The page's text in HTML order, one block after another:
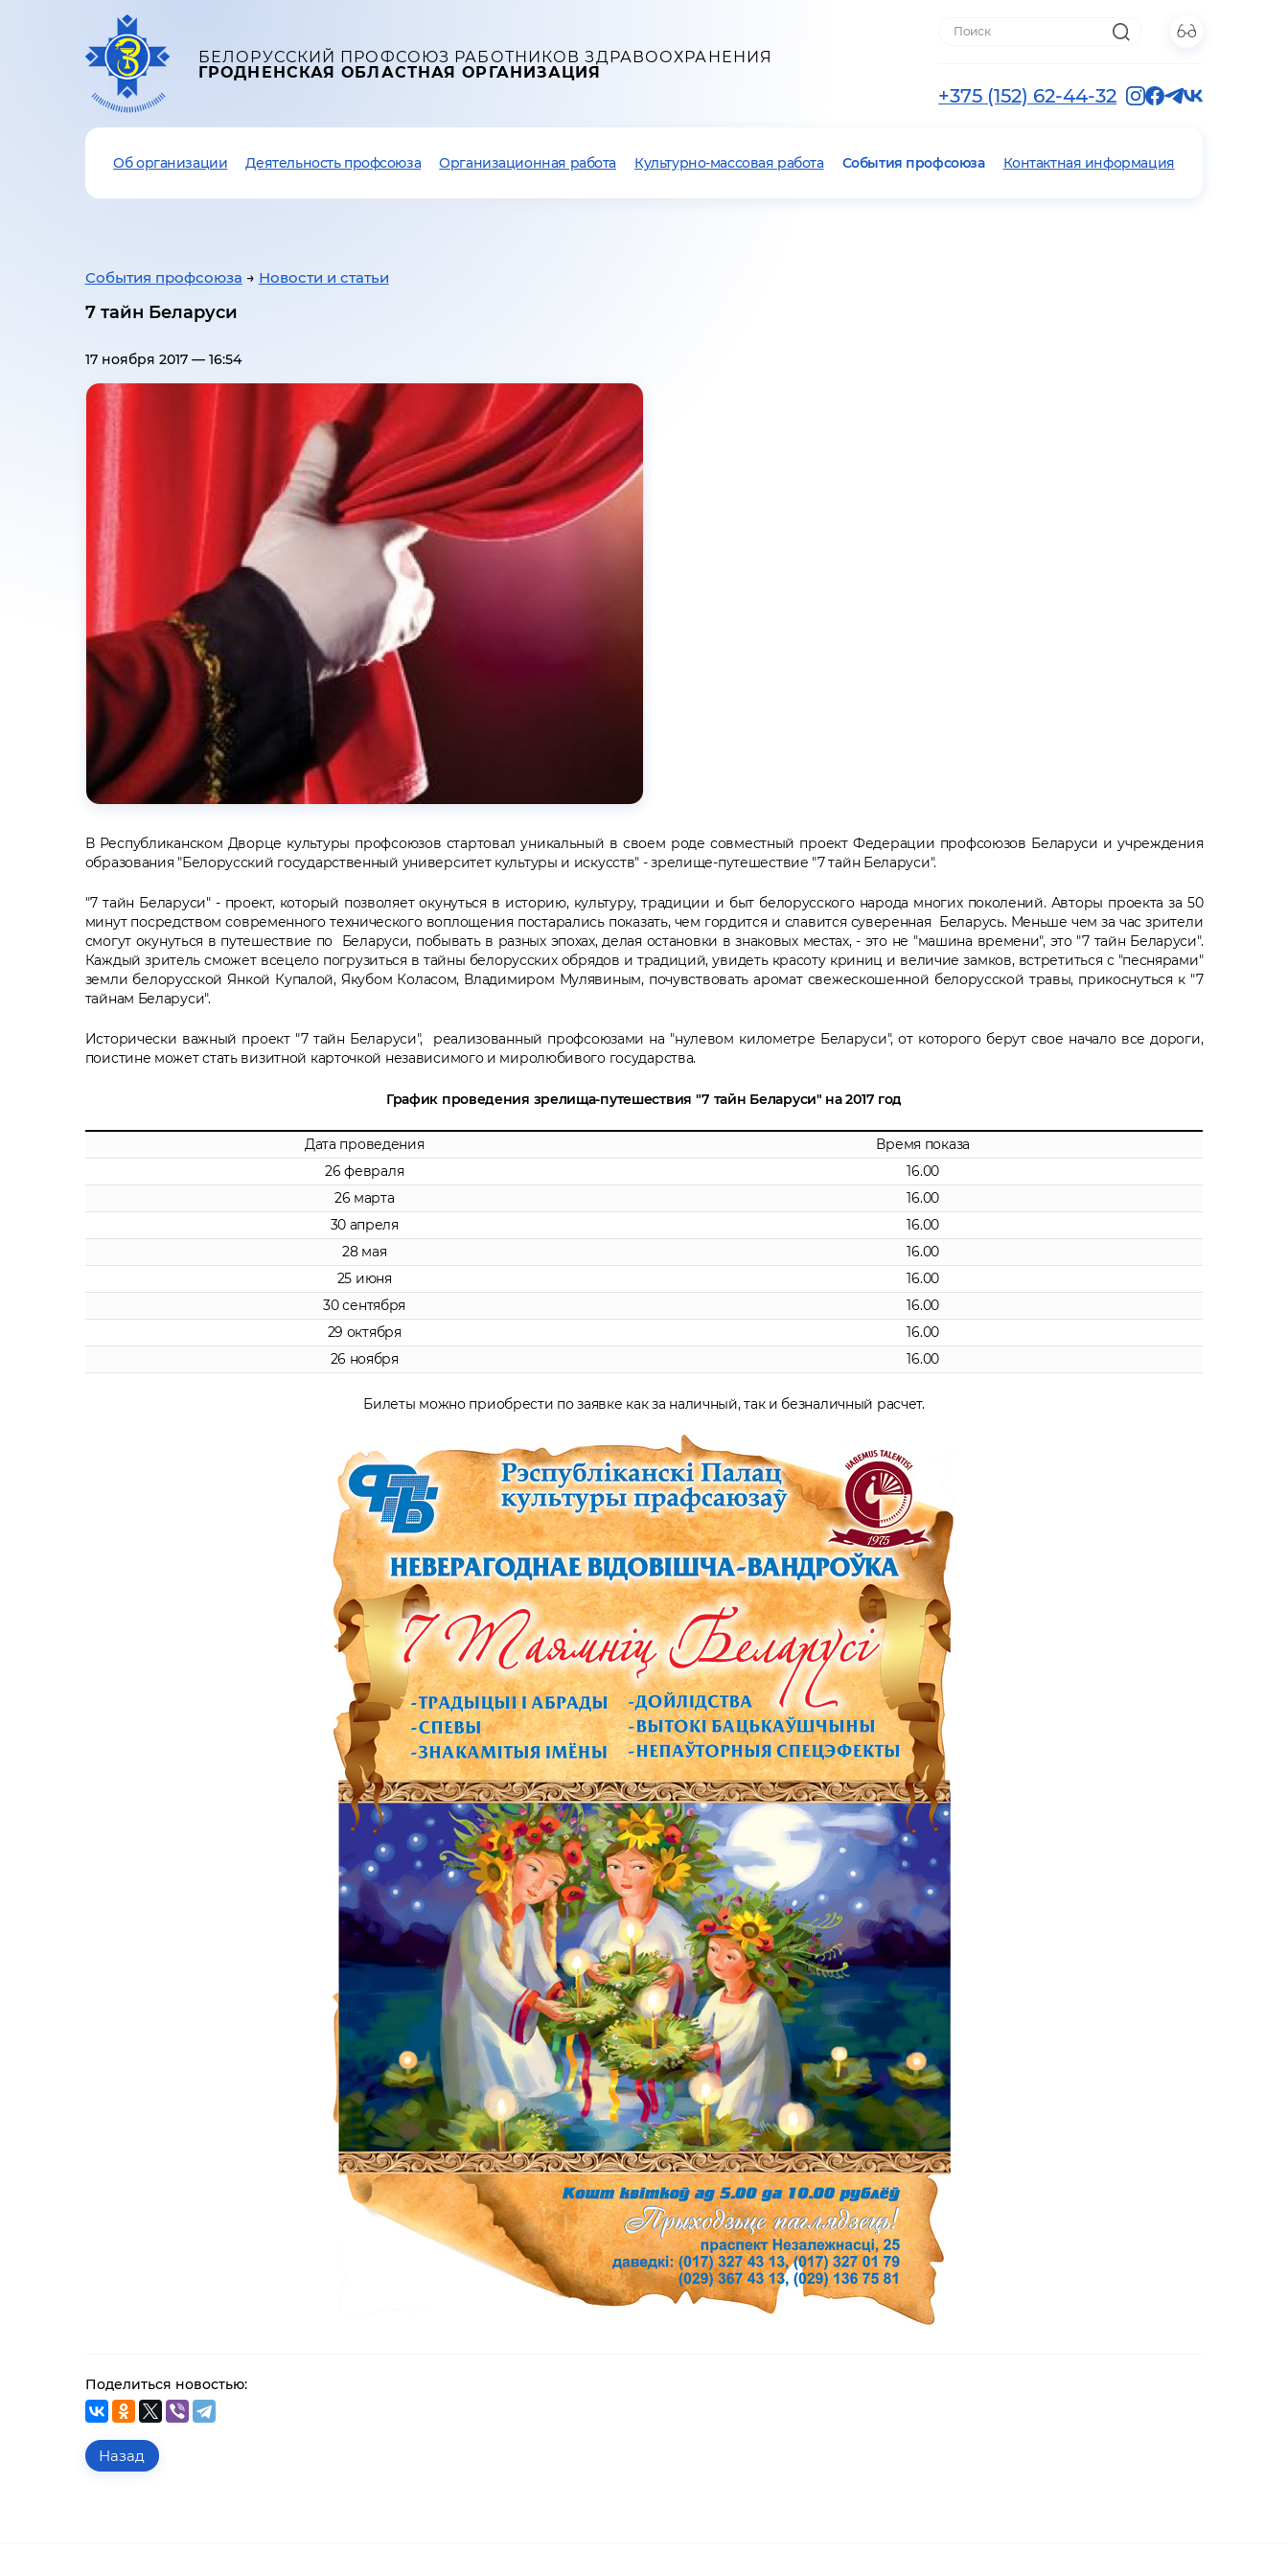
БЕЛОРУССКИЙ ПРОФСОЮЗ РАБОТНИКОВ ЗДРАВООХРАНЕНИЯ
ГРОДНЕНСКАЯ ОБЛАСТНАЯ ОРГАНИЗАЦИЯ
+375 (152) 62-44-32
Об организации Деятельность профсоюза Организационная работа Культурно-массовая работа События профсоюза Контактная информация
События профсоюза → Новости и статьи
7 тайн Беларуси
17 ноября 2017 — 16:54
В Республиканском Дворце культуры профсоюзов стартовал уникальный в своем роде совместный проект Федерации профсоюзов Беларуси и учреждения
образования "Белорусский государственный университет культуры и искусств" -зрелище-путешествие "7 тайн Беларуси".
"7 тайн Беларуси" - проект, который позволяет окунуться в историю, культуру, традиции и быт белорусского народа многих поколений. Авторы проекта за 50
минут посредством современного технического воплощения постарались показать, чем гордится и славится суверенная Беларусь. Меньше чем за час зрители
смогут окунуться в путешествие по Беларуси, побывать в разных эпохах, делая остановки в знаковых местах, - это не "машина времени", это "7 тайн Беларуси".
Каждый зритель сможет всецело погрузиться в тайны белорусских обрядов и традиций, увидеть красоту криниц и величие замков, встретиться с "песнярами"
земли белорусской Янкой Купалой, Якубом Коласом, Владимиром Мулявиным, почувствовать аромат свежескошенной белорусской травы, прикоснуться к "7
тайнам Беларуси".
Исторически важный проект "7 тайн Беларуси", реализованный профсоюзами на "нулевом километре Беларуси", от которого берут свое начало все дороги,
поистине может стать визитной карточкой независимого и миролюбивого государства.
График проведения зрелища-путешествия "7 тайн Беларуси" на 2017 год
Дата проведения
Время показа
26 февраля
16.00
26 марта
16.00
30 апреля
16.00
28 мая
16.00
25 июня
16.00
30 сентября
16.00
29 октября
16.00
26 ноября
16.00
Билеты можно приобрести по заявке как за наличный, так и безналичный расчет.
Поделиться новостью:
Назад